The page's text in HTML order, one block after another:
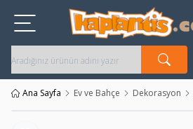
Ana Sayfa Ev ve Bahçe Dekorasyon